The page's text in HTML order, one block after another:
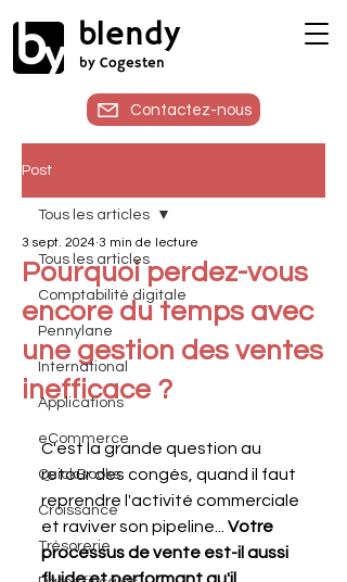
blendy
by Cogesten
Contactez-nous
Post
Tous les articles
Comptabilité digitale
Pennylane
International
Applications
eCommerce
QuickBooks
Croissance
Trésorerie
Tous les articles
Pourquoi perdez-vous
encore du temps avec
une gestion des ventes
inefficace ?
3 sept. 2024 3 min de lecture
C'est la grande question au
retour des congés, quand il faut
reprendre l'activité commerciale
et raviver son pipeline... Votre
processus de vente est-il aussi